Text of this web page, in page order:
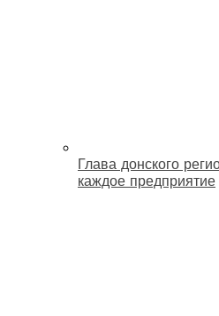
Глава донского
каждое предприятие